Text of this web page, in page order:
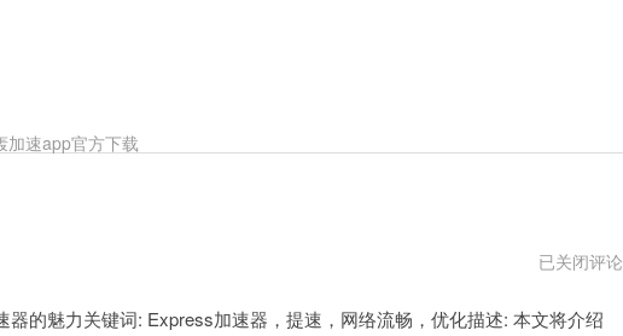
加速app官方下载
express
器
已关闭评论
的魅力关键词: Express加速器，提速，网络流畅，优化描述: 本文将介绍